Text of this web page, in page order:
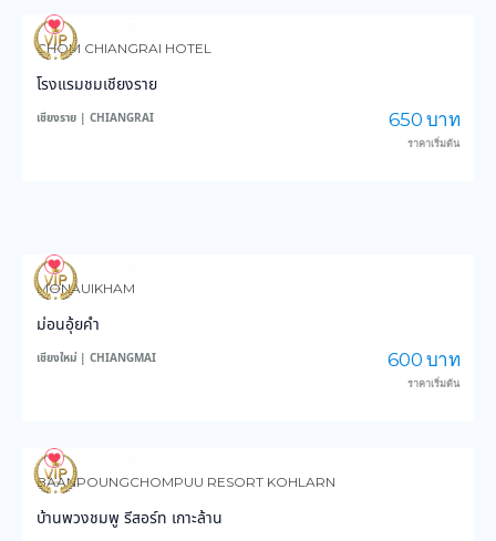
3,610
CHOM CHIANGRAI HOTEL
โรงแรมชมเชียงราย
เชียงราย | CHIANGRAI 650 บาท
ราคาเริ่มต้น
3,969
MONAUIKHAM
ม่อนอุ้ยคำ
เชียงใหม่ | CHIANGMAI 600 บาท
ราคาเริ่มต้น
4,170
BAANPOUNGCHOMPUU RESORT KOHLARN
บ้านพวงชมพู รีสอร์ท เกาะล้าน